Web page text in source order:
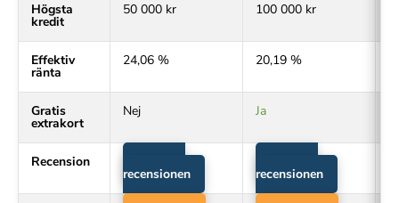
Högsta
kredit
50 000 kr 100 000 kr
Effektiv
ränta
24,06 % 20,19 %
Gratis
extrakort
Nej Ja
Recension
recensionen recensionen